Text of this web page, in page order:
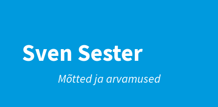
Sven Sester
Mõtted ja arvamused